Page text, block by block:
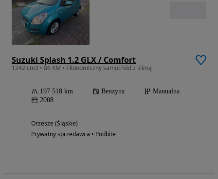
Suzuki Splash 1.2 GLX / Comfort
1242 cm3 • 86 KM • Ekonomiczny samochód z klimą
197 518 km Benzyna
Manualna
2008
Orzesze (Śląskie)
Prywatny sprzedawca • Podbite